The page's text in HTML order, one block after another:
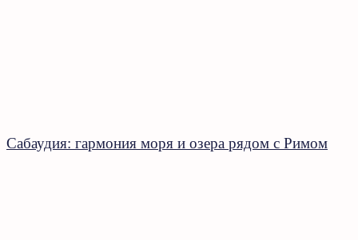
Сабаудия: гармония моря и озера рядом с Римом